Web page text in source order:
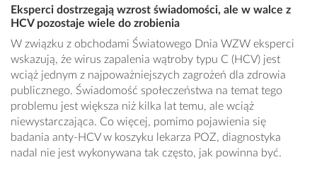
Eksperci dostrzegają wzrost świadomości, ale w walce z
HCV pozostaje wiele do zrobienia
W związku z obchodami Światowego Dnia WZW eksperci
wskazują, że wirus zapalenia wątroby typu C (HCV) jest
wciąż jednym z najpoważniejszych zagrożeń dla zdrowia
publicznego. Świadomość społeczeństwa na temat tego
problemu jest większa niż kilka lat temu, ale wciąż
niewystarczająca. Co więcej, pomimo pojawienia się
badania anty-HCV w koszyku lekarza POZ, diagnostyka
nadal nie jest wykonywana tak często, jak powinna być.